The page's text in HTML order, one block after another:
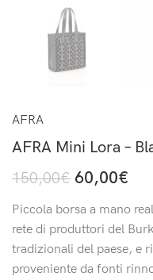
AFRA
AFRA Mini Lora –
150,00€ 60,00€
Piccola borsa a mano
rete di produttori del
tradizionali del paese, e
proveniente da fonti